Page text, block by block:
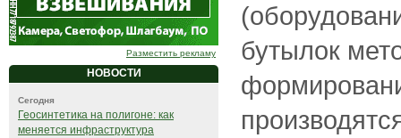
Разместить рекламу
НОВОСТИ
Сегодня
Геосинтетика на полигоне: как
меняется инфраструктура
бутылок